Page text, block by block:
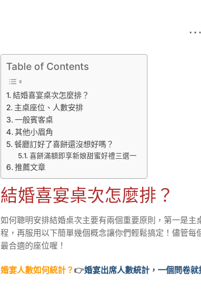
Table of Contents
結婚喜宴桌次怎麼排？
主桌座位、人數安排
一般賓客桌
其他小眉角
餐廳訂好了喜餅還沒想好嗎？
喜餅滿額即享新娘甜蜜好禮三選一
推薦文章
結婚喜宴桌次怎麼排？
如何聰明安排結婚桌次主要有兩個重要原則，第一是
程，再服用以下簡單幾個概念讓你們輕鬆搞定！儘管
最合適的座位喔！
婚宴人數如何統計？👉婚宴出席人數統計，一個問卷就